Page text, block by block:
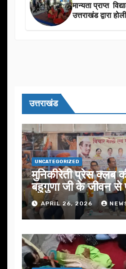
मान्यता प्राप्त
उत्तराखंड द्वारा
उत्तराखंड
UNCATEGORIZED
मुनिकीरेती प्रेस क्लब
बहुगुणा जी के जीवन से
जोरAPRIL 26, 2026